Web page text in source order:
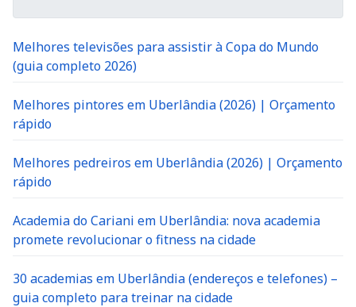
Melhores televisões para assistir à Copa do Mundo
(guia completo 2026)
Melhores pintores em Uberlândia (2026) | Orçamento
rápido
Melhores pedreiros em Uberlândia (2026) | Orçamento
rápido
Academia do Cariani em Uberlândia: nova academia
promete revolucionar o fitness na cidade
30 academias em Uberlândia (endereços e telefones) –
guia completo para treinar na cidade